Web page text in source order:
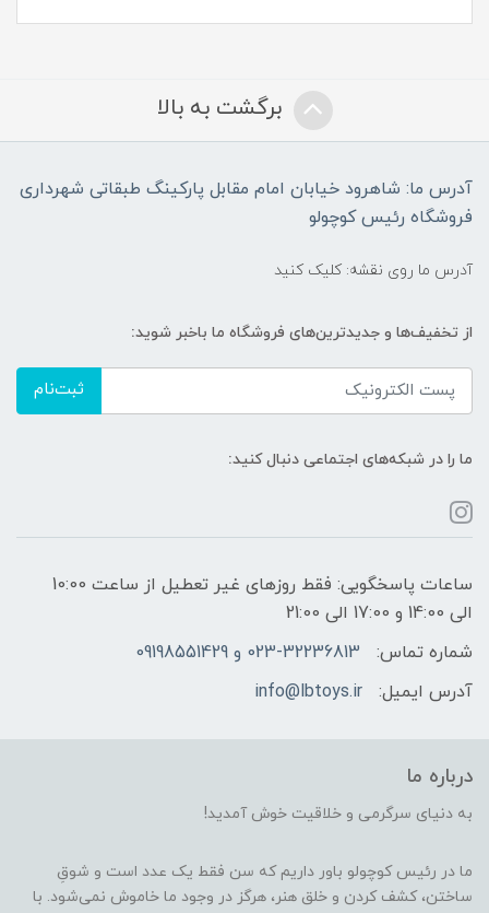
برگشت به بالا
آدرس ما: شاهرود خیابان امام مقابل پارکینگ طبقاتی شهرداری
فروشگاه رئیس کوچولو
آدرس ما روی نقشه: کلیک کنید
از تخفیف‌ها و جدیدترین‌های فروشگاه ما باخبر شوید:
ثبت‌نام
ما را در شبکه‌های اجتماعی دنبال کنید:
ساعات پاسخگویی: فقط روزهای غیر تعطیل از ساعت 10:00
الی 14:00 و 17:00 الی 21:00
شماره تماس:
023-32236813 و 09198551429
آدرس ایمیل:
info@lbtoys.ir
درباره ما
به دنیای سرگرمی و خلاقیت خوش آمدید!
ما در رئیس کوچولو باور داریم که سن فقط یک عدد است و شوقِ
ساختن، کشف کردن و خلق هنر، هرگز در وجود ما خاموش نمی‌شود. با